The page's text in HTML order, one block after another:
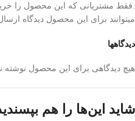
دیدگاهها
هیچ دیدگاهی برای این محصول نوشته
.فقط مشتریانی که این محصول را
میتوانند برای این محصول دیدگاه ارسال
شاید این‌ها را هم